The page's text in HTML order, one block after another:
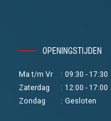
OPENINGSTIJDEN
Ma t/m Vr : 09:30 - 17:30
Zaterdag
: 12:00 - 17:00
Zondag
: Gesloten